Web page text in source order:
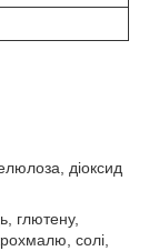
діоксид
глютену,
солі,